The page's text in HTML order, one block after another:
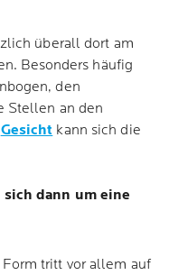
überall dort am
Besonders häufig
den
Stellen an den
Gesicht kann sich die
dann um eine
Form tritt vor allem auf